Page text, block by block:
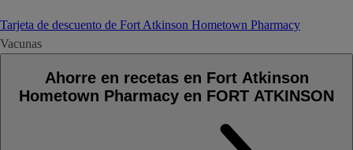
Tarjeta de descuento de Fort Atkinson Hometown Pharmacy
Vacunas
Ahorre en recetas en Fort Atkinson
Hometown Pharmacy en FORT ATKINSON